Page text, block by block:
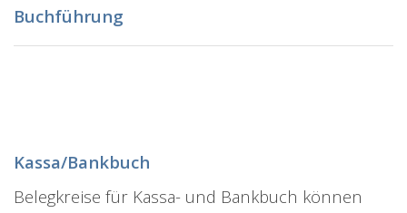
Buchführung
Kassa/Bankbuch
Belegkreise für Kassa- und Bankbuch können